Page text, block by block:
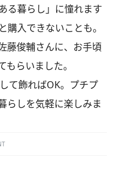
る暮らし」に憧れます
入できないことも。
藤俊輔さんに、お手頃
らいました。
て飾ればOK。プチプ
らしを気軽に楽しみま